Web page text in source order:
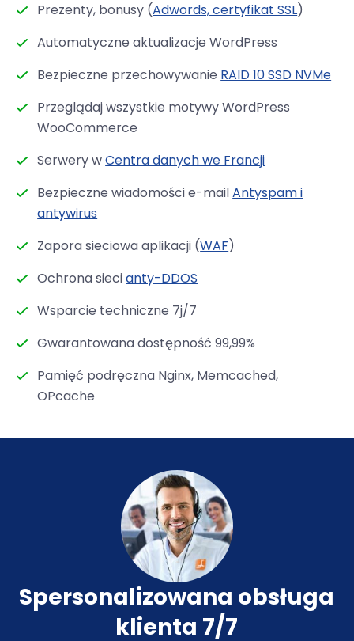
Prezenty, bonusy (Adwords, certyfikat SSL)
Automatyczne aktualizacje WordPress
Bezpieczne przechowywanie RAID 10 SSD NVMe
Przeglądaj wszystkie motywy WordPress
WooCommerce
Serwery wCentra danych we Francji
Bezpieczne wiadomości e-mailAntyspam i
antywirus
Zapora sieciowa aplikacji (WAF)
Ochrona siecianty-DDOS
Wsparcie techniczne 7j/7
Gwarantowana dostępność 99,99%
Pamięć podręczna Nginx, Memcached,
OPcache
Spersonalizowana obsługa
klienta 7/7